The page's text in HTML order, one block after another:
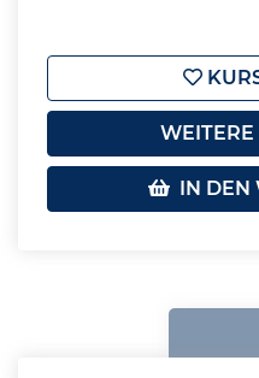
WEITERE
IN DEN